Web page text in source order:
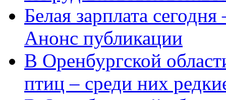
Белая зарплата
Анонс публикации
В Оренбургской
птиц – среди них